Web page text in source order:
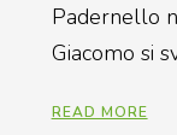
Padernello
Giacomo si
READ MORE